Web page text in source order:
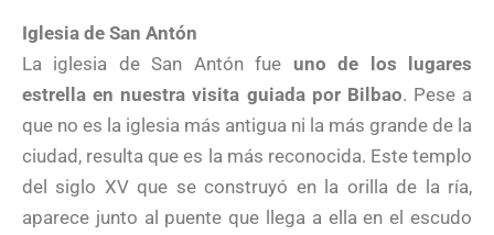
Iglesia de San Antón
La iglesia de San Antón fue uno de los lugares
estrella en nuestra visita guiada por Bilbao. Pese a
que no es la iglesia más antigua ni la más grande de la
ciudad, resulta que es la más reconocida. Este templo
del siglo XV que se construyó en la orilla de la ría,
aparece junto al puente que llega a ella en el escudo